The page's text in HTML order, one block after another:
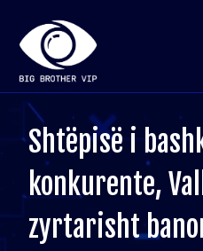
Shtëpisë i
konkurente,
zyrtarisht